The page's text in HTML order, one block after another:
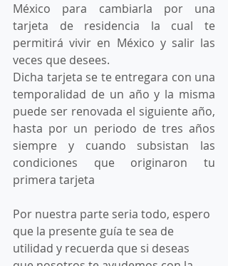
México para cambiarla por una
tarjeta de residencia la cual te
permitirá vivir en México y salir las
veces que desees.
Dicha tarjeta se te entregara con una
temporalidad de un año y la misma
puede ser renovada el siguiente año,
hasta por un periodo de tres años
siempre y cuando subsistan las
condiciones que originaron tu
primera tarjeta
Por nuestra parte seria todo, espero
que la presente guía te sea de
utilidad y recuerda que si deseas